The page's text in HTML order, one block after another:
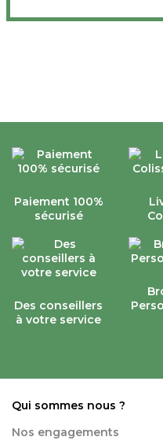
Paiement 100%
sécurisé
Des conseillers
à votre service
Qui sommes nous ?
Nos engagements